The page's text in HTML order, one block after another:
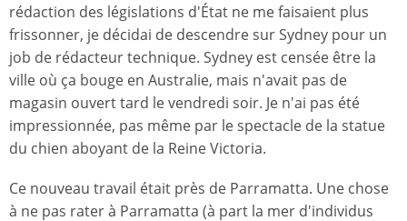
rédaction des législations d'État ne me faisaient plus
frissonner, je décidai de descendre sur Sydney pour un
job de rédacteur technique. Sydney est censée être la
ville où ça bouge en Australie, mais n'avait pas de
magasin ouvert tard le vendredi soir. Je n'ai pas été
impressionnée, pas même par le spectacle de la statue
du chien aboyant de la Reine Victoria.
Ce nouveau travail était près de Parramatta. Une chose
à ne pas rater à Parramatta (à part la mer d'individus